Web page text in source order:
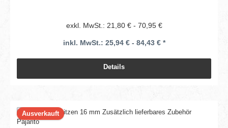
exkl. MwSt.: 21,80 € - 70,95 €
inkl. MwSt.: 25,94 € - 84,43 € *
Details
Ausverkauft